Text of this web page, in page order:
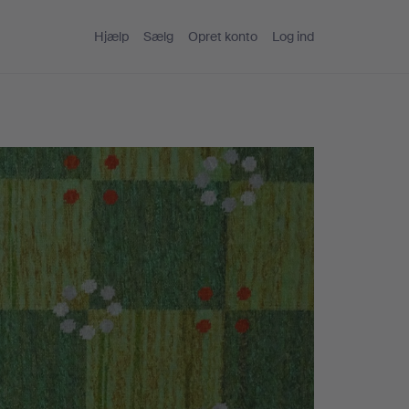
Hjælp Sælg Opret konto Log ind